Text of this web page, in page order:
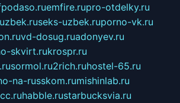
emfire.rupro-otdelky.ru
seks-uzbek.ruporno-vk.ru
vd-dosug.ruadonyev.ru
skvirt.rukrospr.ru
sormol.ru2rich.ruhostel-65.ru
na-russkom.rumishinlab.ru
habble.rustarbucksvia.ru